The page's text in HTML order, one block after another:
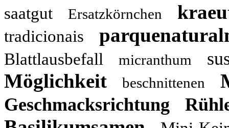
saatgut Ersatzkörnchen
tradicionais
Blattlausbefall micranthum
Möglichkeit beschnittenen
Geschmacksrichtung